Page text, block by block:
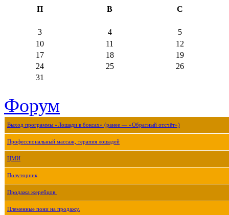
П В С
3 4
5
10
11
12
17
18
19
24
25
26
31
Форум
Выход программы «Лошади в боксах» (ранее — «Обратный отсчёт»)
Профессиональный массаж, терапия лошадей
ЦМИ
Полуторник
Продажа жеребцов.
Племенные пони на продажу.